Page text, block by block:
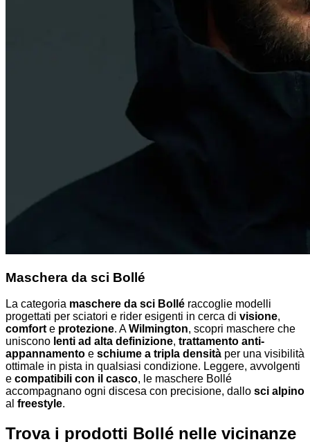
Maschera da sci Bollé
La categoria maschere da sci Bollé raccoglie modelli
progettati per sciatori e rider esigenti in cerca di visione,
comfort e protezione. AWilmington, scopri maschere che
uniscono lenti ad alta definizione, trattamento anti-
appannamento e schiume a tripla densità per una visibilità
ottimale in pista in qualsiasi condizione. Leggere, avvolgenti
e compatibili con il casco, le maschere Bollé
accompagnano ogni discesa con precisione, dallo sci alpino
al freestyle.
Trova i prodotti Bollé nelle vicinanze